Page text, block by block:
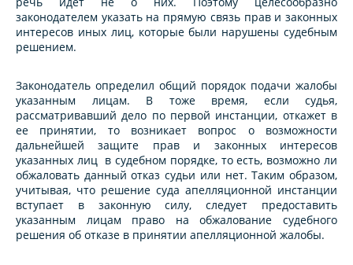
законодателем указать на прямую связь прав и законных
интересов иных лиц, которые были нарушены судебным
решением.
Законодатель определил общий порядок подачи жалобы
указанным лицам. В тоже время, если судья,
рассматривавший дело по первой инстанции, откажет в
ее принятии, то возникает вопрос о возможности
дальнейшей защите прав и законных интересов
указанных лиц в судебном порядке, то есть, возможно ли
обжаловать данный отказ судьи или нет. Таким образом,
учитывая, что решение суда апелляционной инстанции
вступает в законную силу, следует предоставить
указанным лицам право на обжалование судебного
решения об отказе в принятии апелляционной жалобы.